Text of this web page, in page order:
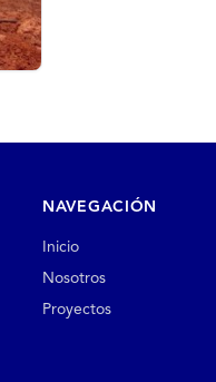
NAVEGACIÓN
Inicio
Nosotros
Proyectos